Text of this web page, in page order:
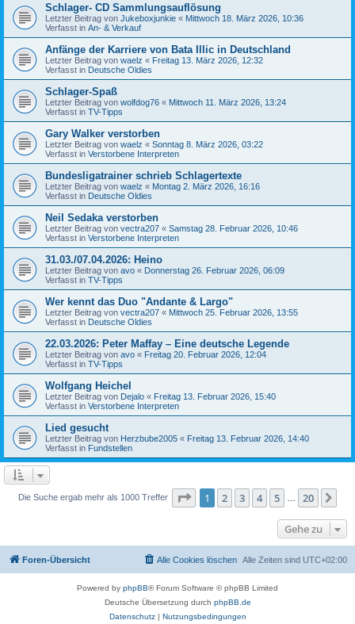
Schlager- CD Sammlungsauflösung
Letzter Beitrag von Jukeboxjunkie « Mittwoch 18. März 2026, 10:36
Verfasst in An- & Verkauf
Anfänge der Karriere von Bata Illic in Deutschland
Letzter Beitrag von waelz « Freitag 13. März 2026, 12:32
Verfasst in Deutsche Oldies
Schlager-Spaß
Letzter Beitrag von wolfdog76 « Mittwoch 11. März 2026, 13:24
Verfasst in TV-Tipps
Gary Walker verstorben
Letzter Beitrag von waelz « Sonntag 8. März 2026, 03:22
Verfasst in Verstorbene Interpreten
Bundesligatrainer schrieb Schlagertexte
Letzter Beitrag von waelz « Montag 2. März 2026, 16:16
Verfasst in Deutsche Oldies
Neil Sedaka verstorben
Letzter Beitrag von vectra207 « Samstag 28. Februar 2026, 10:46
Verfasst in Verstorbene Interpreten
31.03./07.04.2026: Heino
Letzter Beitrag von avo « Donnerstag 26. Februar 2026, 06:09
Verfasst in TV-Tipps
Wer kennt das Duo "Andante & Largo"
Letzter Beitrag von vectra207 « Mittwoch 25. Februar 2026, 13:55
Verfasst in Deutsche Oldies
22.03.2026: Peter Maffay – Eine deutsche Legende
Letzter Beitrag von avo « Freitag 20. Februar 2026, 12:04
Verfasst in TV-Tipps
Wolfgang Heichel
Letzter Beitrag von Dejalo « Freitag 13. Februar 2026, 15:40
Verfasst in Verstorbene Interpreten
Lied gesucht
Letzter Beitrag von Herzbube2005 « Freitag 13. Februar 2026, 14:40
Verfasst in Fundstellen
Die Suche ergab mehr als 1000 Treffer Seite 1von 20
1 2 3 4 5 20
Gehe zu
Foren-Übersicht Alle Zeiten sind UTC+02:00
Alle Cookies löschen
Powered by phpBB® Forum Software © phpBB Limited
Deutsche Übersetzung durch phpBB.de
Datenschutz| Nutzungsbedingungen